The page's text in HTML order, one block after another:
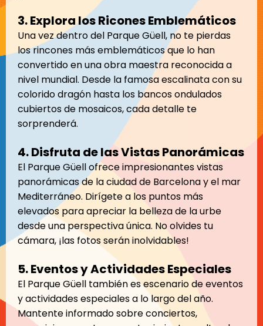
3. Explora los Ricones Emblemáticos
Una vez dentro del Parque Güell, no te pierdas
los rincones más emblemáticos que lo han
convertido en una obra maestra reconocida a
nivel mundial. Desde la famosa escalinata con su
colorido dragón hasta los bancos ondulados
cubiertos de mosaicos, cada detalle te
sorprenderá.
4. Disfruta de las Vistas Panorámicas
El Parque Güell ofrece impresionantes vistas
panorámicas de la ciudad de Barcelona y el mar
Mediterráneo. Dirígete a los puntos más
elevados para apreciar la belleza de la urbe
desde una perspectiva única. No olvides tu
cámara, ¡las fotos serán inolvidables!
5. Eventos y Actividades Especiales
El Parque Güell también es escenario de eventos
y actividades especiales a lo largo del año.
Mantente informado sobre conciertos,